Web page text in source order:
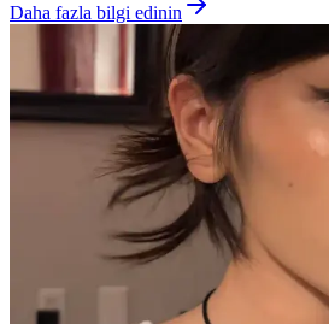
Daha fazla bilgi edinin